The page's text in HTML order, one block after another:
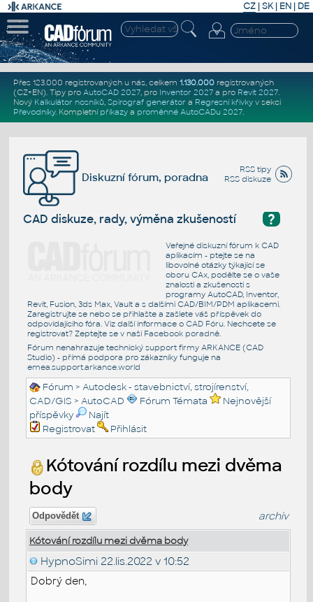
CZ | SK| EN | DE
Přes 123.000 registrovaných u nás, celkem 1.130.000registrovaných
(CZ+EN). Tipy pro AutoCAD 2027, pro Inventor 2027a pro Revit 2027.
Nový Kalkulátor nosníků, Spirograf generátor a Regresní křivkyv sekci
Převodníky. Kompletní příkazya proměnné AutoCADu 2027.
RSS tipy
RSS diskuze
Diskuzní fórum, poradna
?
CAD diskuze, rady, výměna zkušeností
Veřejné diskuzní fórum k CAD
aplikacím - ptejte se na
libovolné otázky týkající se
oboru CAx, podělte se o vaše
znalosti a zkušenosti s
programy AutoCAD, Inventor,
Revit, Fusion, 3ds Max, Vault a s dalšími CAD/BIM/PDM aplikacemi.
Zaregistrujte se nebo se přihlašte a zašlete váš příspěvek do
odpovídajícího fóra. Viz další informace o CAD Fóru. Nechcete se
registrovat? Zeptejte se v naší Facebook poradně.
Fórum nenahrazuje technický support firmy ARKANCE (CAD
Studio) - přímá podpora pro zákazníky funguje na
emea.support.arkance.world
Fórum >Autodesk - stavebnictví, strojírenství,
CAD/GIS >AutoCAD Fórum Témata
Nejnovější
příspěvky
Najít
Registrovat
Přihlásit
Kótování rozdílu mezi dvěma
body
Odpovědět archiv
Kótování rozdílu mezi dvěma body
HypnoSimi 22.lis.2022 v 10:52
Dobrý den,